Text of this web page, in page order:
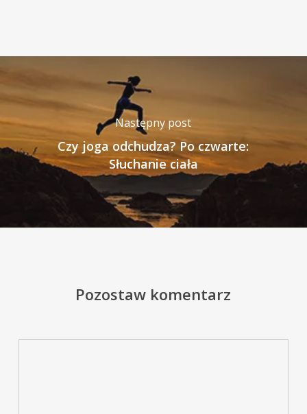
Następny post
Czy joga odchudza? Po czwarte:
Słuchanie ciała
Pozostaw komentarz